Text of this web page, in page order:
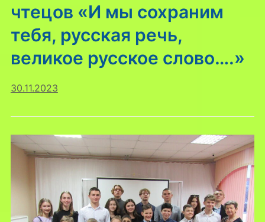
чтецов «И мы сохраним
тебя, русская речь,
великое русское слово….»
30.11.2023